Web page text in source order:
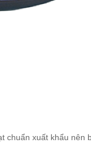
xuất khẩu nên